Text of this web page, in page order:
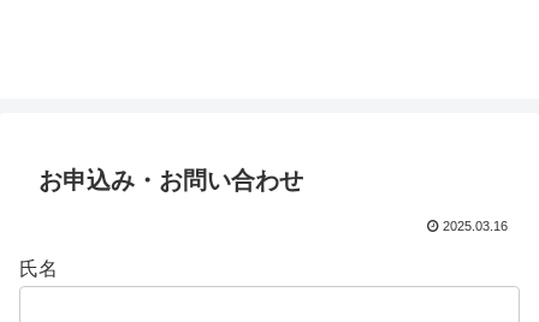
お申込み・お問い合わせ
2025.03.16
氏名